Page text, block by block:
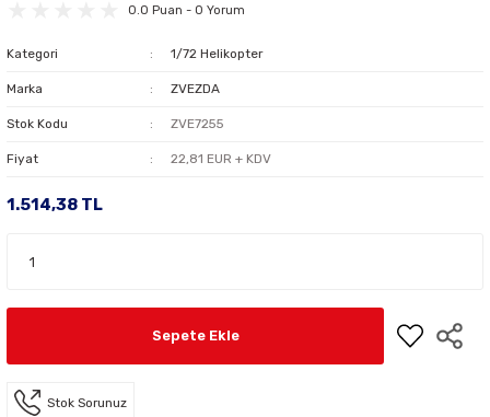
0.0 Puan - 0 Yorum
Kategori 1/72 Helikopter
Marka ZVEZDA
Stok Kodu ZVE7255
Fiyat 22,81 EUR + KDV
1.514,38 TL
Sepete Ekle
Stok Sorunuz